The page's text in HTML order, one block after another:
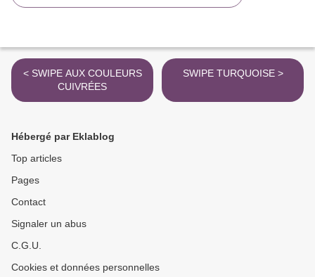
< SWIPE AUX COULEURS
CUIVRÉES
SWIPE TURQUOISE >
Hébergé par Eklablog
Top articles
Pages
Contact
Signaler un abus
C.G.U.
Cookies et données personnelles